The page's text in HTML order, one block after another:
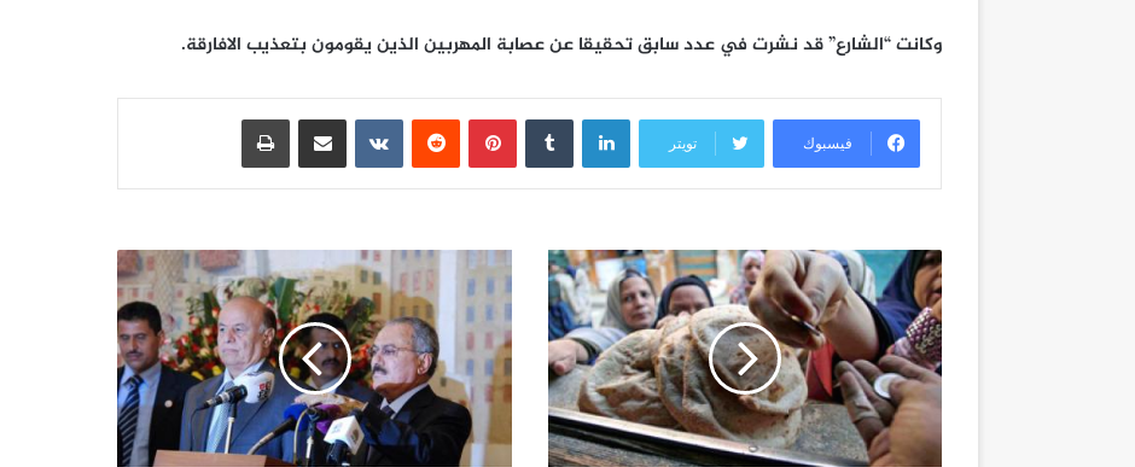
وكانت “الشارع” قد نشرت في عدد سابق تحقيقا عن عصابة المهربين الذين يقومون بتعذيب الافارقة.
فيسبوك تويتر
لينكدإن بينتيريست مشاركة عبر البريد طباعة